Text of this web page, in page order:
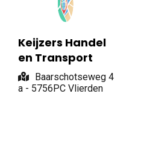
Keijzers Handel
en Transport
Baarschotseweg 4
a - 5756PC Vlierden